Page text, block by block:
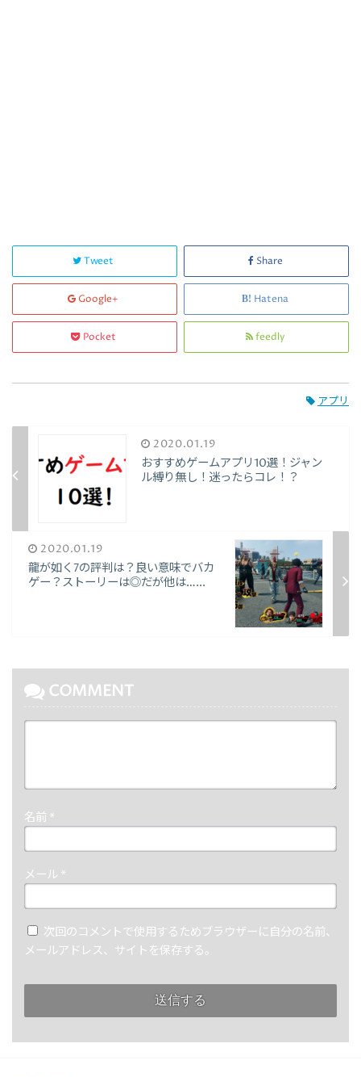
Tweet Share
Google+ Hatena
Pocket feedly
アプリ
2020.01.19
おすすめゲームアプリ10選！ジャン
ル縛り無し！迷ったらコレ！？
2020.01.19
龍が如く7の評判は？良い意味でバカ
ゲー？ストーリーは◎だが他は…...
COMMENT
名前 *
メール *
次回のコメントで使用するためブラウザーに自分の名前、
メールアドレス、サイトを保存する。